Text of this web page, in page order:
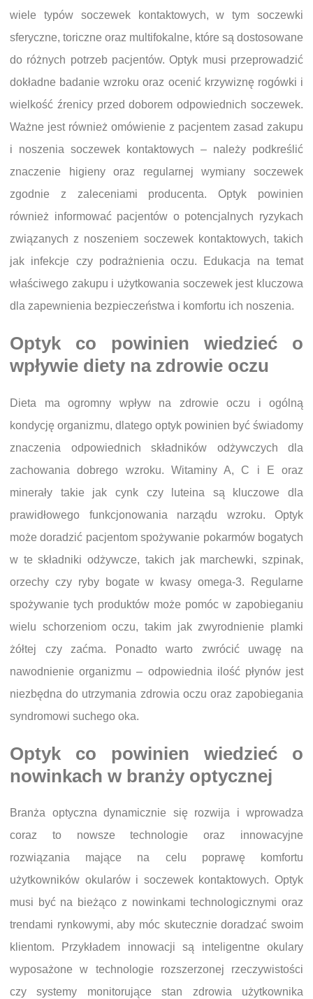
wiele typów soczewek kontaktowych, w tym soczewki
sferyczne, toriczne oraz multifokalne, które są dostosowane
do różnych potrzeb pacjentów. Optyk musi przeprowadzić
dokładne badanie wzroku oraz ocenić krzywiznę rogówki i
wielkość źrenicy przed doborem odpowiednich soczewek.
Ważne jest również omówienie z pacjentem zasad zakupu
i noszenia soczewek kontaktowych – należy podkreślić
znaczenie higieny oraz regularnej wymiany soczewek
zgodnie z zaleceniami producenta. Optyk powinien
również informować pacjentów o potencjalnych ryzykach
związanych z noszeniem soczewek kontaktowych, takich
jak infekcje czy podrażnienia oczu. Edukacja na temat
właściwego zakupu i użytkowania soczewek jest kluczowa
dla zapewnienia bezpieczeństwa i komfortu ich noszenia.
Optyk co powinien wiedzieć o
wpływie diety na zdrowie oczu
Dieta ma ogromny wpływ na zdrowie oczu i ogólną
kondycję organizmu, dlatego optyk powinien być świadomy
znaczenia odpowiednich składników odżywczych dla
zachowania dobrego wzroku. Witaminy A, C i E oraz
minerały takie jak cynk czy luteina są kluczowe dla
prawidłowego funkcjonowania narządu wzroku. Optyk
może doradzić pacjentom spożywanie pokarmów bogatych
w te składniki odżywcze, takich jak marchewki, szpinak,
orzechy czy ryby bogate w kwasy omega-3. Regularne
spożywanie tych produktów może pomóc w zapobieganiu
wielu schorzeniom oczu, takim jak zwyrodnienie plamki
żółtej czy zaćma. Ponadto warto zwrócić uwagę na
nawodnienie organizmu – odpowiednia ilość płynów jest
niezbędna do utrzymania zdrowia oczu oraz zapobiegania
syndromowi suchego oka.
Optyk co powinien wiedzieć o
nowinkach w branży optycznej
Branża optyczna dynamicznie się rozwija i wprowadza
coraz to nowsze technologie oraz innowacyjne
rozwiązania mające na celu poprawę komfortu
użytkowników okularów i soczewek kontaktowych. Optyk
musi być na bieżąco z nowinkami technologicznymi oraz
trendami rynkowymi, aby móc skutecznie doradzać swoim
klientom. Przykładem innowacji są inteligentne okulary
wyposażone w technologie rozszerzonej rzeczywistości
czy systemy monitorujące stan zdrowia użytkownika